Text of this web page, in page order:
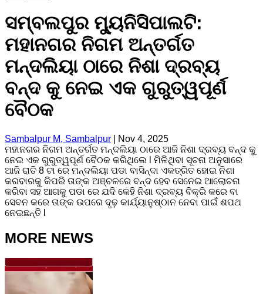
ସମ୍ବଲପୁର ମ୍ୟୁନିସିପାଲଟି:
ମହାନଗର ନିଗମ ଅନ୍ତର୍ଗତ
ମନ୍ଦଲିୟା ଠାରେ ନିଶା ଦ୍ରବ୍ୟ
ବନ୍ଦ କୁ ନେଇ ଏକ ଗୁରୁତ୍ୱପୂର୍ଣ
ବୈଠକ
Sambalpur M, Sambalpur
Nov 4, 2025
ମହାନଗର ନିଗମ ଅନ୍ତର୍ଗତ ମନ୍ଦଲିୟା ଠାରେ ଆଜି ନିଶା ଦ୍ରବ୍ୟ ବନ୍ଦ କୁ
ନେଇ ଏକ ଗୁରୁତ୍ୱପୂର୍ଣ ବୈଠକ କରିଥିଲେ l ମିଳିଥିବା ସୂଚନା ଅନୁସାରେ
ଆଜି ରାତି 8 ଟା ରେ ମନ୍ଦଲିୟା ପଡା ବାସିନ୍ଦା ଏକତ୍ରିତ ହୋଇ ନିଶା
କରବାରକୁ କିପରି ତାଙ୍କ ଅଞ୍ଚଳରେ ବନ୍ଦ ହେବ ସେନେଇ ଆଲୋଚନା
କରିବା ସହ ଆଗକୁ ପଡା ରେ ଯଦି କେହି ନିଶା ଦ୍ରବ୍ୟ ବିକ୍ରି କରେ ବା
ସେବନ କରେ ତାଙ୍କ ଉପରେ ଦୃଢ଼ କାର୍ଯ୍ୟାନୁଷ୍ଠାନ ନେବା ପାଇଁ ଶପଥ
ନେଇଛନ୍ତି l
MORE NEWS